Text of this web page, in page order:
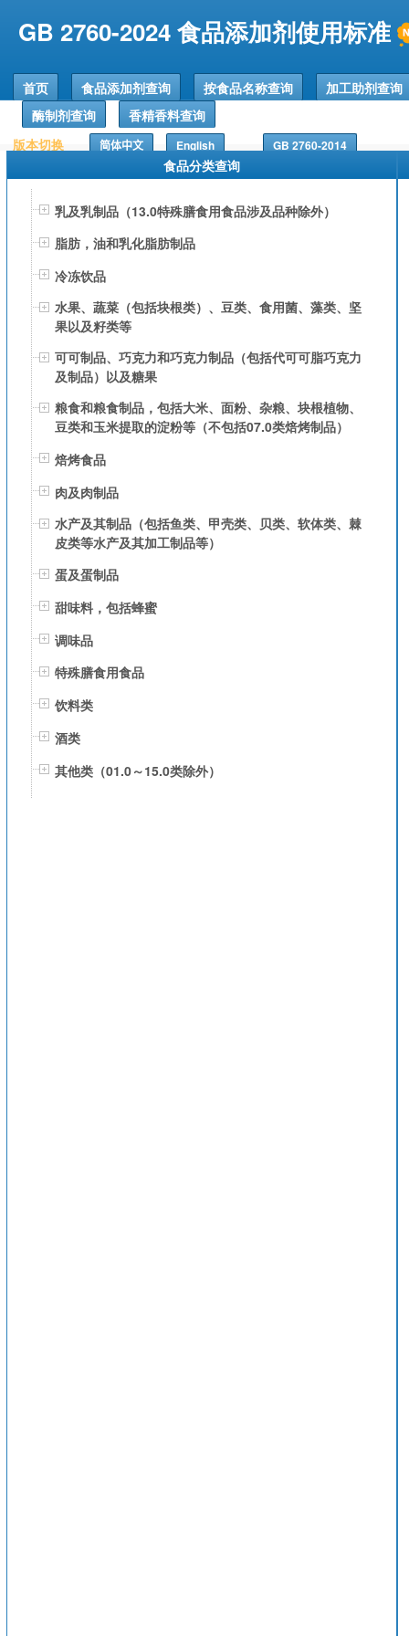
GB 2760-2024 食品添加剂使用标准
首页 食品添加剂查询 按食品名称查询
加工助剂查询
酶制剂查询
香精香料查询
版本切换
简体中文 English GB 2760-2014
食品分类查询
乳及乳制品（13.0特殊膳食用食品涉及品种除外）
脂肪，油和乳化脂肪制品
冷冻饮品
水果、蔬菜（包括块根类）、豆类、食用菌、藻类、坚
果以及籽类等
可可制品、巧克力和巧克力制品（包括代可可脂巧克力
及制品）以及糖果
粮食和粮食制品，包括大米、面粉、杂粮、块根植物、
豆类和玉米提取的淀粉等（不包括07.0类焙烤制品）
焙烤食品
肉及肉制品
水产及其制品（包括鱼类、甲壳类、贝类、软体类、棘
皮类等水产及其加工制品等）
蛋及蛋制品
甜味料，包括蜂蜜
调味品
特殊膳食用食品
饮料类
酒类
其他类（01.0～15.0类除外）